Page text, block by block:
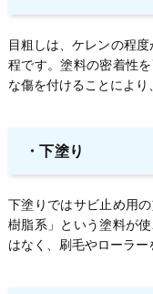
目粗しは、ケレンの程
程です。塗料の密着性
な傷を付けることにより
・下塗り
下塗りではサビ止め用
樹脂系」という塗料が
はなく、刷毛やローラー